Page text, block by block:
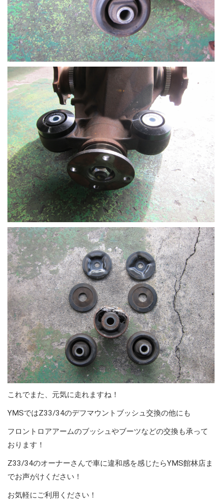
これでまた、元気に走れますね！
YMSではZ33/34のデフマウントブッシュ交換の他にも
フロントロアアームのブッシュやブーツなどの交換も承って
おります！
Z33/34のオーナーさんで車に違和感を感じたらYMS館林店ま
でお声がけください！
お気軽にご利用ください！